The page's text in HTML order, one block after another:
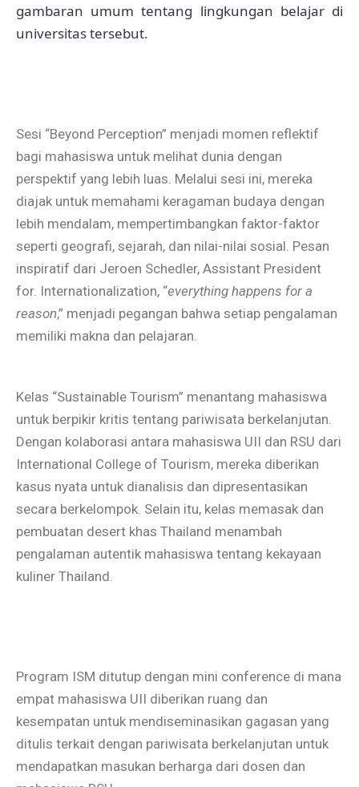
gambaran umum tentang lingkungan belajar di
universitas tersebut.
Sesi “Beyond Perception” menjadi momen reflektif
bagi mahasiswa untuk melihat dunia dengan
perspektif yang lebih luas. Melalui sesi ini, mereka
diajak untuk memahami keragaman budaya dengan
lebih mendalam, mempertimbangkan faktor-faktor
seperti geografi, sejarah, dan nilai-nilai sosial. Pesan
inspiratif dari Jeroen Schedler, Assistant President
for. Internationalization, “everything happens for a
reason,” menjadi pegangan bahwa setiap pengalaman
memiliki makna dan pelajaran.
Kelas “Sustainable Tourism” menantang mahasiswa
untuk berpikir kritis tentang pariwisata berkelanjutan.
Dengan kolaborasi antara mahasiswa UII dan RSU dari
International College of Tourism, mereka diberikan
kasus nyata untuk dianalisis dan dipresentasikan
secara berkelompok. Selain itu, kelas memasak dan
pembuatan desert khas Thailand menambah
pengalaman autentik mahasiswa tentang kekayaan
kuliner Thailand.
Program ISM ditutup dengan mini conference di mana
empat mahasiswa UII diberikan ruang dan
kesempatan untuk mendiseminasikan gagasan yang
ditulis terkait dengan pariwisata berkelanjutan untuk
mendapatkan masukan berharga dari dosen dan